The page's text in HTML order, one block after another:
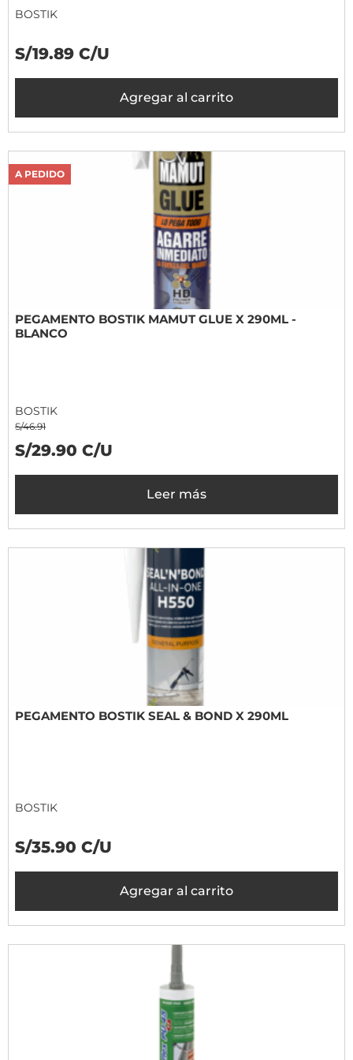
BOSTIK
S/19.89 C/U
Agregar al carrito
A PEDIDO
PEGAMENTO BOSTIK MAMUT GLUE X 290ML -
BLANCO
BOSTIK
S/46.91
S/29.90 C/U
Leer más
PEGAMENTO BOSTIK SEAL & BOND X 290ML
BOSTIK
S/35.90 C/U
Agregar al carrito